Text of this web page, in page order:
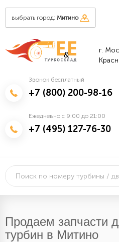
выбрать город: Митино
&
г.
Звонок бесплатный
+7 (800) 200-98-16
Ежедневно с 9:00 до 21:00
+7 (495) 127-76-30
Продаем запчасти
турбин в Митино